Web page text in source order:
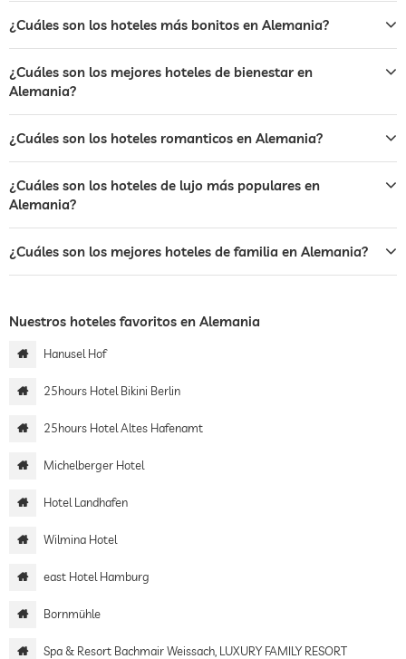
¿Cuáles son los hoteles más bonitos en Alemania?
¿Cuáles son los mejores hoteles de bienestar en
Alemania?
¿Cuáles son los hoteles romanticos en Alemania?
¿Cuáles son los hoteles de lujo más populares en
Alemania?
¿Cuáles son los mejores hoteles de familia en Alemania?
Nuestros hoteles favoritos en Alemania
Hanusel Hof
25hours Hotel Bikini Berlin
25hours Hotel Altes Hafenamt
Michelberger Hotel
Hotel Landhafen
Wilmina Hotel
east Hotel Hamburg
Bornmühle
Spa & Resort Bachmair Weissach, LUXURY FAMILY RESORT